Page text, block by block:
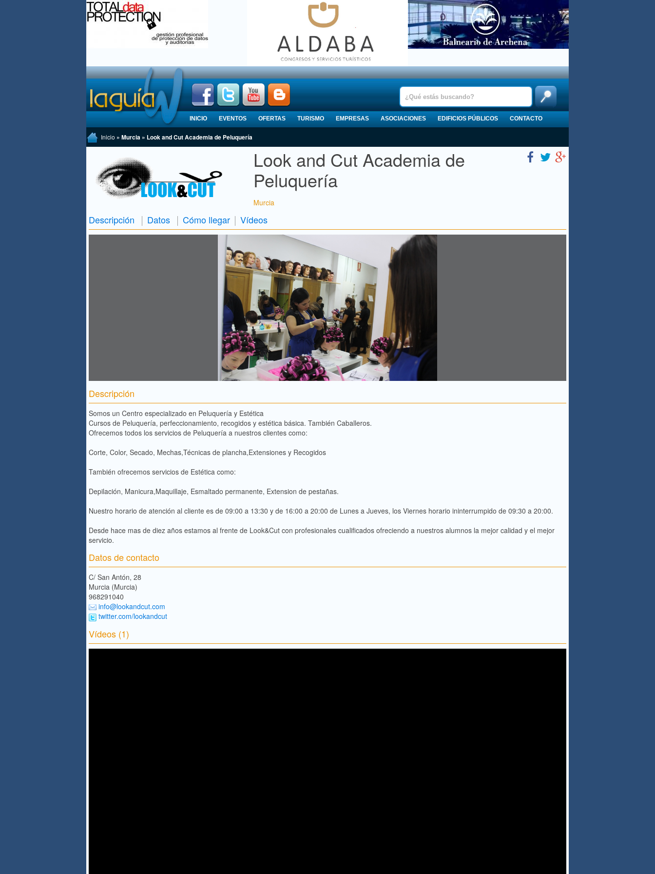
INICIO EVENTOS OFERTAS TURISMO EMPRESAS ASOCIACIONES EDIFICIOS PÚBLICOS CONTACTO
Inicio » Murcia » Look and Cut Academia de Peluquería
Look and Cut Academia de
Peluquería
Murcia
Descripción Datos Cómo llegar Vídeos
Descripción
Somos un Centro especializado en Peluquería y Estética
Cursos de Peluquería, perfeccionamiento, recogidos y estética básica. También Caballeros.
Ofrecemos todos los servicios de Peluquería a nuestros clientes como:
Corte, Color, Secado, Mechas,Técnicas de plancha,Extensiones y Recogidos
También ofrecemos servicios de Estética como:
Depilación, Manicura,Maquillaje, Esmaltado permanente, Extension de pestañas.
Nuestro horario de atención al cliente es de 09:00 a 13:30 y de 16:00 a 20:00 de Lunes a Jueves, los Viernes horario ininterrumpido de 09:30 a 20:00.
Desde hace mas de diez años estamos al frente de Look&Cut con profesionales cualificados ofreciendo a nuestros alumnos la mejor calidad y el mejor
servicio.
Datos de contacto
C/ San Antón, 28
Murcia (Murcia)
968291040
info@lookandcut.com
twitter.com/lookandcut
Vídeos (1)